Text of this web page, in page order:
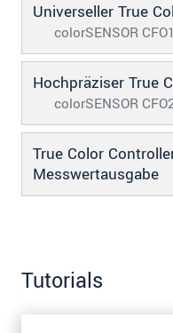
Universeller True
colorSENSOR
Hochpräziser True
colorSENSOR
True Color
Messwertausgabe
Tutorials